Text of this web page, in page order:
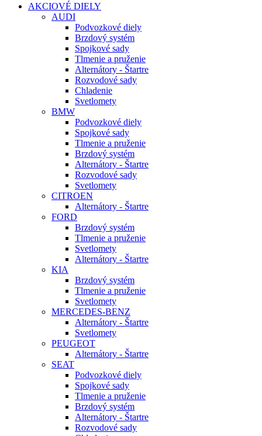
AKCIOVÉ DIELY
AUDI
Podvozkové diely
Brzdový systém
Spojkové sady
Tlmenie a pruženie
Alternátory - Štartre
Rozvodové sady
Chladenie
Svetlomety
BMW
Podvozkové diely
Spojkové sady
Tlmenie a pruženie
Brzdový systém
Alternátory - Štartre
Rozvodové sady
Svetlomety
CITROEN
Alternátory - Štartre
FORD
Brzdový systém
Tlmenie a pruženie
Svetlomety
Alternátory - Štartre
KIA
Brzdový systém
Tlmenie a pruženie
Svetlomety
MERCEDES-BENZ
Alternátory - Štartre
Svetlomety
PEUGEOT
Alternátory - Štartre
SEAT
Podvozkové diely
Spojkové sady
Tlmenie a pruženie
Brzdový systém
Alternátory - Štartre
Rozvodové sady